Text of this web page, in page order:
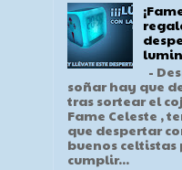
-
soñar hay que
tras sortear el
Fame Celeste ,
que despertar
buenos celtistas
cumplir...